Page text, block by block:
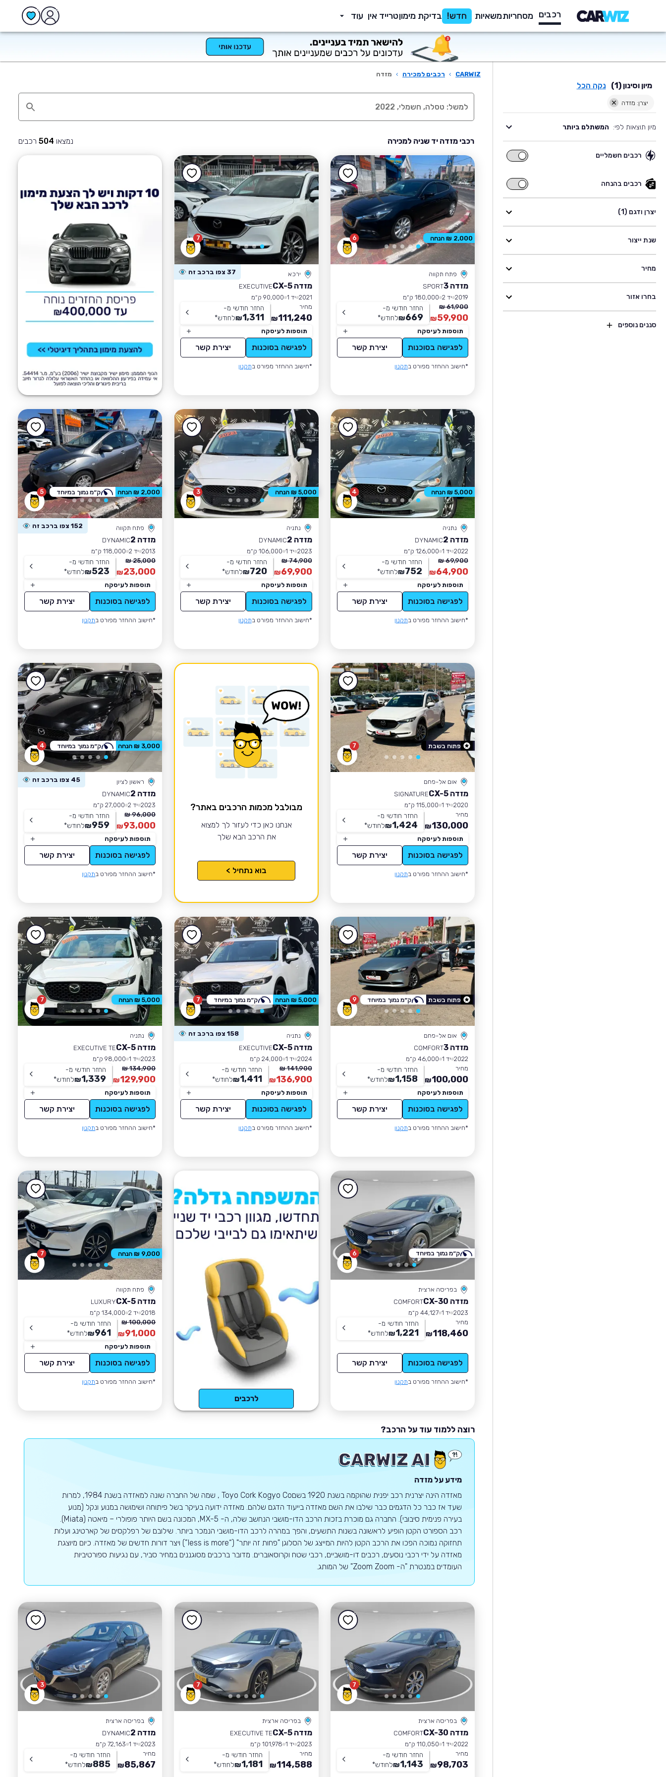
רכבים מסחריותמשאיות חדש! בדיקת מימוןטרייד אין עוד
מיון וסינון (1) נקה הכל
יצרן: מזדה
מיון תוצאות לפי: המשתלם ביותר
רכבים חשמליים
רכבים
רכבים בהנחה
רכבים
בהנחה
יצרן ודגם (1)
שנת ייצור
מחיר
בחרו אזור
סננים נוספים
CARWIZ
› רכבים למכירה › מזדה
רכבי מזדה יד שניה למכירה נמצאו 504 רכבים
6
פתח תקווה
מזדה 3
SPORT
2019 יד 2
180,000 ק״מ
61,900 ₪
59,900
₪
החזר חודשי מ-
669
₪לחודש*
תוספות לעיסקה
לפגישה בסוכנות יצירת קשר
*חישוב ההחזר מפורט בתקנון
2,000 ₪ הנחה 7
ירכא 37 צפו ברכב זה
מזדה CX-5
EXECUTIVE
2021 יד 1
90,000 ק״מ
מחיר
111,240
₪
החזר חודשי מ-
1,311
₪לחודש*
תוספות לעיסקה
לפגישה בסוכנות יצירת קשר
*חישוב ההחזר מפורט בתקנון
4
נתניה
מזדה 2
DYNAMIC
2022 יד 1
126,000 ק״מ
69,900 ₪
64,900
₪
החזר חודשי מ-
752
₪לחודש*
תוספות לעיסקה
לפגישה בסוכנות יצירת קשר
*חישוב ההחזר מפורט בתקנון
5,000 ₪ הנחה 3
נתניה
מזדה 2
DYNAMIC
2023 יד 1
106,000 ק״מ
74,900 ₪
69,900
₪
החזר חודשי מ-
720
₪לחודש*
תוספות לעיסקה
לפגישה בסוכנות יצירת קשר
*חישוב ההחזר מפורט בתקנון
5,000 ₪ הנחה 5
פתח תקווה 152 צפו ברכב זה
מזדה 2
DYNAMIC
2013 יד 2
118,000 ק״מ
25,000 ₪
23,000
₪
החזר חודשי מ-
523
₪לחודש*
תוספות לעיסקה
לפגישה בסוכנות יצירת קשר
*חישוב ההחזר מפורט בתקנון
2,000 ₪ הנחה ק״מ נמוך במיוחד
7
אום אל-פחם
מזדה CX-5
SIGNATURE
2020 יד 1
115,000 ק״מ
מחיר
130,000
₪
החזר חודשי מ-
1,424
₪לחודש*
תוספות לעיסקה
לפגישה בסוכנות יצירת קשר
*חישוב ההחזר מפורט בתקנון
פתוח בשבת
מבולבל מכמות הרכבים באתר?
אנחנו כאן כדי לעזור לך למצוא
את הרכב הבא שלך
בוא נתחיל >
4
ראשון לציון 45 צפו ברכב זה
מזדה 2
DYNAMIC
2023 יד 2
27,000 ק״מ
96,000 ₪
93,000
₪
החזר חודשי מ-
959
₪לחודש*
תוספות לעיסקה
לפגישה בסוכנות יצירת קשר
*חישוב ההחזר מפורט בתקנון
3,000 ₪ הנחה ק״מ נמוך במיוחד
9
אום אל-פחם
מזדה 3
COMFORT
2022 יד 1
46,000 ק״מ
מחיר
100,000
₪
החזר חודשי מ-
1,158
₪לחודש*
תוספות לעיסקה
לפגישה בסוכנות יצירת קשר
*חישוב ההחזר מפורט בתקנון
פתוח בשבת ק״מ נמוך במיוחד 7
נתניה 158 צפו ברכב זה
מזדה CX-5
EXECUTIVE
2024 יד 1
24,000 ק״מ
141,900 ₪
136,900
₪
החזר חודשי מ-
1,411
₪לחודש*
תוספות לעיסקה
לפגישה בסוכנות יצירת קשר
*חישוב ההחזר מפורט בתקנון
5,000 ₪ הנחה ק״מ נמוך במיוחד 7
נתניה
מזדה CX-5
EXECUTIVE TE
2023 יד 1
98,000 ק״מ
134,900 ₪
129,900
₪
החזר חודשי מ-
1,339
₪לחודש*
תוספות לעיסקה
לפגישה בסוכנות יצירת קשר
*חישוב ההחזר מפורט בתקנון
5,000 ₪ הנחה
6
בפריסה ארצית
מזדה CX-30
COMFORT
2023 יד 1
44,127 ק״מ
מחיר
118,460
₪
החזר חודשי מ-
1,221
₪לחודש*
לפגישה בסוכנות יצירת קשר
*חישוב ההחזר מפורט בתקנון
ק״מ נמוך במיוחד
לרכבים
7
פתח תקווה
מזדה CX-5
LUXURY
2018 יד 2
134,000 ק״מ
100,000 ₪
91,000
₪
החזר חודשי מ-
961
₪לחודש*
תוספות לעיסקה
לפגישה בסוכנות יצירת קשר
*חישוב ההחזר מפורט בתקנון
9,000 ₪ הנחה
רוצה ללמוד עוד על הרכב?
מידע על מזדה
מאזדה הינה יצרנית רכב יפנית שהוקמה בשנת 1920 בשםToyo Cork Kogyo Co , שמה של החברה שונה למאזדה בשנת 1984, למרות
שעד אז כבר כל הדגמים כבר שילבו את השם מאזדה בייעוד הדגם שלהם. מאזדה ידועה בעיקר בשל פיתוחה ושימושה במנוע ונקל (מנוע
בעירה פנימית סיבובי). החברה גם מוכרת בזכות הרכב הדו-מושבי הנחשב שלה, ה- MX-5, המכונה בשם היותר פופולרי – מיאטה (Miata).
רכב הספורט הקטן הופיע לראשונה בשנות התשעים, והפך במהרה לרכב הדו-מושבי הנמכר ביותר. שילובם של רפלקסים של קארטינג ועלות
תחזוקה נמוכה הפכו את הרכב הקטן להיות המייצג של הסלוגן "פחות זה יותר" (“less is more”) ויצר דורות חדשים של מאזדה. כיום מיוצגת
מאזדה על ידי רכבי נוסעים, רכבים דו-מושביים, רכבי שטח וקרוסאוברים. מדובר ברכבים מסוגננים במחיר סביר, עם נגיעות ספורטיביות
העומדים במנטרת "ה- Zoom Zoom" של המותג.
7
בפריסה ארצית
מזדה CX-30
COMFORT
2022 יד 1
110,050 ק״מ
מחיר
98,703
₪
החזר חודשי מ-
1,143
₪לחודש*
7
בפריסה ארצית
מזדה CX-5
EXECUTIVE TE
2023 יד 1
101,978 ק״מ
מחיר
114,588
₪
החזר חודשי מ-
1,181
₪לחודש*
3
בפריסה ארצית
מזדה 2
DYNAMIC
2023 יד 1
72,163 ק״מ
מחיר
85,867
₪
החזר חודשי מ-
885
₪לחודש*